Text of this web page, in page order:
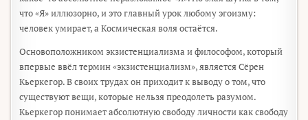
что «Я» иллюзорно, и это главный урок любому эгоизму:
человек умирает, а Космическая воля остаётся.
Основоположником экзистенциализма и философом, который
впервые ввёл термин «экзистенциализм», является Сёрен
Кьеркегор. В своих трудах он приходит к выводу о том, что
существуют вещи, которые нельзя преодолеть разумом.
Кьеркегор понимает абсолютную свободу личности как свободу